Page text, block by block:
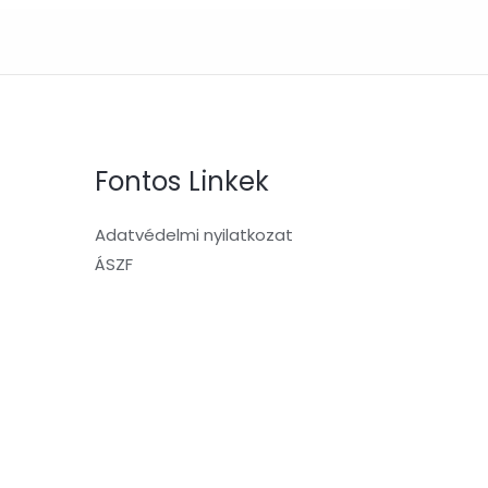
Fontos Linkek
Adatvédelmi nyilatkozat
ÁSZF